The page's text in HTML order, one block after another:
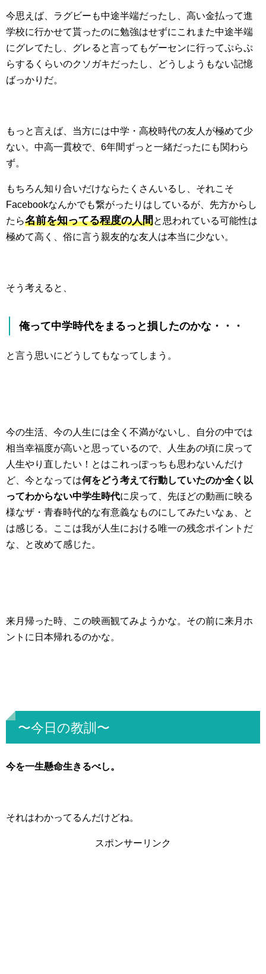
今思えば、ラグビーも中途半端だったし、高い金払って進
学校に行かせて貰ったのに勉強はせずにこれまた中途半端
にグレてたし、グレると言ってもゲーセンに行ってぷらぷ
らするくらいのクソガキだったし、どうしようもない記憶
ばっかりだ。
もっと言えば、当方には中学・高校時代の友人が極めて少
ない。中高一貫校で、6年間ずっと一緒だったにも関わら
ず。
もちろん知り合いだけならたくさんいるし、それこそ
Facebookなんかでも繋がったりはしているが、先方からし
たら名前を知ってる程度の人間と思われている可能性は
極めて高く、俗に言う親友的な友人は本当に少ない。
そう考えると、
俺って中学時代をまるっと損したのかな・・・
と言う思いにどうしてもなってしまう。
今の生活、今の人生には全く不満がないし、自分の中では
相当幸福度が高いと思っているので、人生あの頃に戻って
人生やり直したい！とはこれっぽっちも思わないんだけ
ど、今となっては何をどう考えて行動していたのか全く以
ってわからない中学生時代に戻って、先ほどの動画に映る
様なザ・青春時代的な有意義なものにしてみたいなぁ、と
は感じる。ここは我が人生における唯一の残念ポイントだ
な、と改めて感じた。
来月帰った時、この映画観てみようかな。その前に来月ホ
ントに日本帰れるのかな。
〜今日の教訓〜
今を一生懸命生きるべし。
それはわかってるんだけどね。
スポンサーリンク